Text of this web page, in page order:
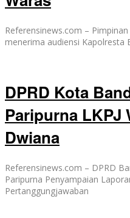
Referensinews.com –
menerima audiensi Kapolresta
DPRD Kota
Paripurna LKPJ
Dwiana
Referensinews.com – DPRD
Paripurna Penyampaian
Pertanggungjawaban